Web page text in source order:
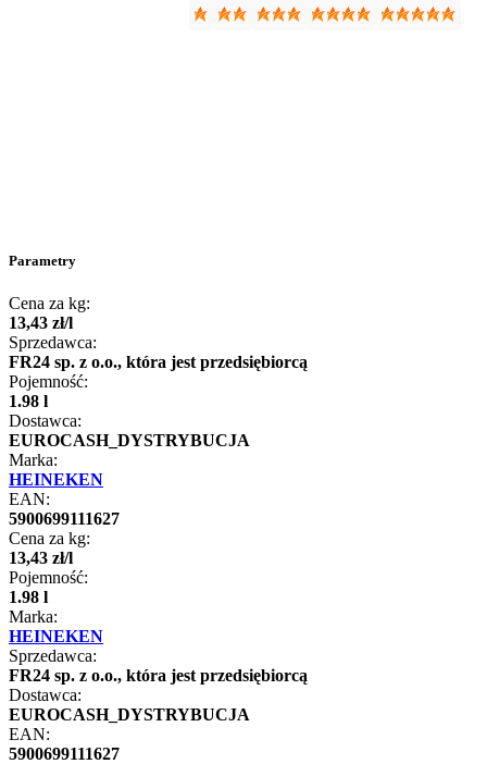
Parametry
Cena za kg:
13,43 zł/l
Sprzedawca:
FR24 sp. z o.o., która jest przedsiębiorcą
Pojemność:
1.98 l
Dostawca:
EUROCASH_DYSTRYBUCJA
Marka:
HEINEKEN
EAN:
5900699111627
Cena za kg:
13,43 zł/l
Pojemność:
1.98 l
Marka:
HEINEKEN
Sprzedawca:
FR24 sp. z o.o., która jest przedsiębiorcą
Dostawca:
EUROCASH_DYSTRYBUCJA
EAN:
5900699111627